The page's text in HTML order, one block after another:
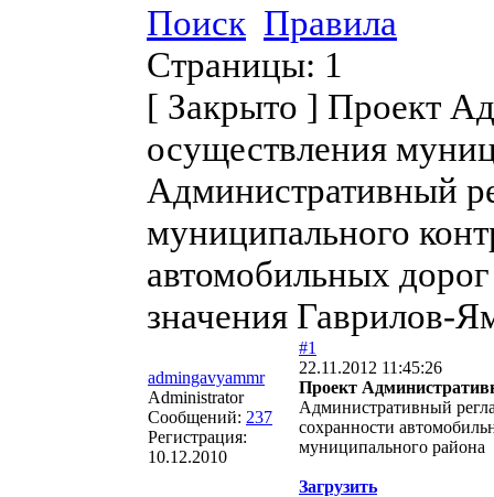
Поиск Правила
Страницы: 1
[ Закрыто ] Проект
осуществления
Административный
муниципального
автомобильных
значения Гаврилов-
admingavyammr
Administrator
Сообщений: 237
Регистрация:
10.12.2010
#1
22.11.2012 11:45:26
Проект
Административный
сохранности
муниципального района
Загрузить